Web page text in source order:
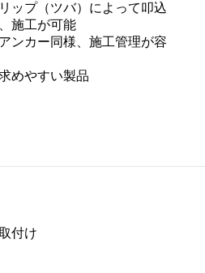
ップ（ツバ）によって叩込
施工が可能
ンカー同様、施工管理が容
めやすい製品
付け